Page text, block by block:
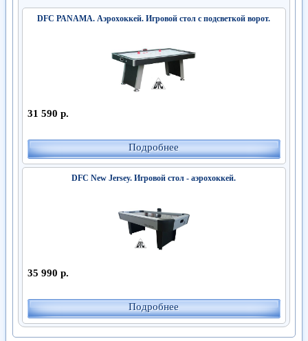
DFC PANAMA. Аэрохоккей. Игровой стол с подсветкой ворот.
31 590 р.
Подробнее
DFC New Jersey. Игровой стол - аэрохоккей.
35 990 р.
Подробнее